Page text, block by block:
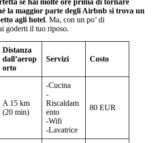
se hai molte ore prima di tornare
la maggior parte degli Airbnb si trova un
agli hotel. Ma, con un po’ di
goderti il tuo riposo.
Distanza
dall’aerop
orto
Servizi Costo
A 15 km
(20 min)
-Cucina
-
Riscaldam
ento
-Wifi
-Lavatrice
80 EUR